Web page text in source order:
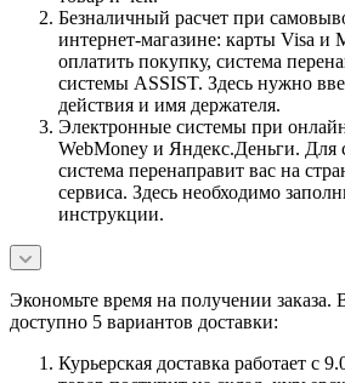
Безналичный расчет при
интернет-магазине: карты Visa и
оплатить покупку, система
системы ASSIST. Здесь нужно
действия и имя держателя.
Электронные системы при
WebMoney и Яндекс.Деньги. Для
система перенаправит вас на
сервиса. Здесь необходимо
инструкции.
Экономьте время на получении заказа.
доступно 5 вариантов доставки:
Курьерская доставка работает с